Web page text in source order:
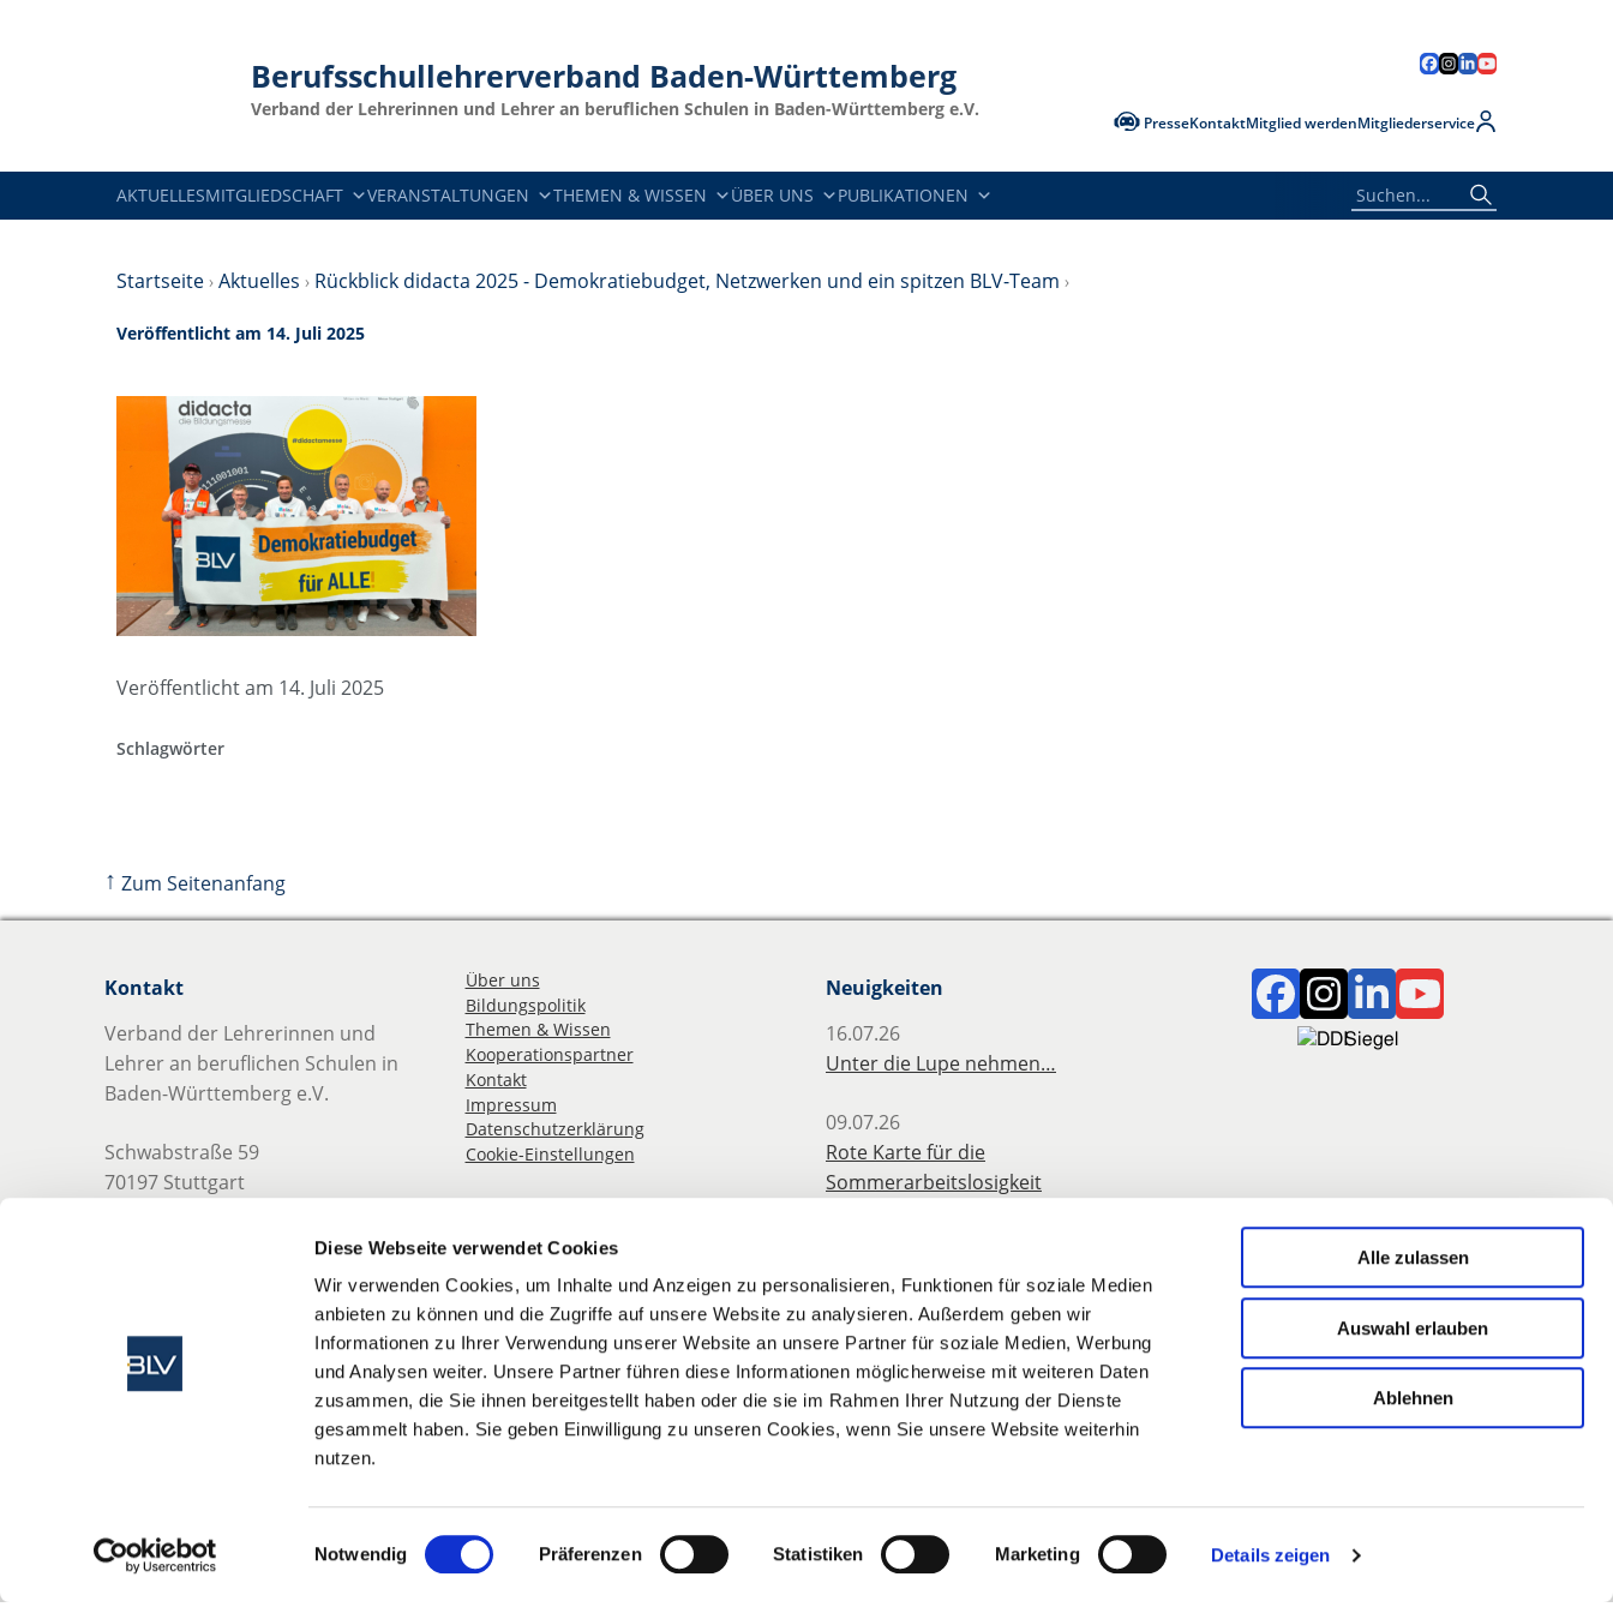
Diese Webseite verwendet Cookies
Wir verwenden Cookies, um Inhalte und Anzeigen zu personalisieren, Funktionen für soziale Medien
anbieten zu können und die Zugriffe auf unsere Website zu analysieren. Außerdem geben wir
Informationen zu Ihrer Verwendung unserer Website an unsere Partner für soziale Medien, Werbung
und Analysen weiter. Unsere Partner führen diese Informationen möglicherweise mit weiteren Daten
zusammen, die Sie ihnen bereitgestellt haben oder die sie im Rahmen Ihrer Nutzung der Dienste
gesammelt haben. Sie geben Einwilligung zu unseren Cookies, wenn Sie unsere Website weiterhin
nutzen.
Einwilligungsauswahl
Notwendig Präferenzen Statistiken Marketing Details zeigen
Alle zulassen
Auswahl erlauben
Ablehnen
Berufsschullehrerverband Baden-Württemberg
Verband der Lehrerinnen und Lehrer an beruflichen Schulen in Baden-Württemberg e.V.
PresseKontaktMitglied werdenMitgliederservice
AKTUELLESMITGLIEDSCHAFT VERANSTALTUNGEN THEMEN & WISSEN ÜBER UNS PUBLIKATIONEN
Startseite›Aktuelles › Rückblick didacta 2025 - Demokratiebudget, Netzwerken und ein spitzen BLV-Team ›
Veröffentlicht am 14. Juli 2025
Veröffentlicht am 14. Juli 2025
Schlagwörter
↑ Zum Seitenanfang
Kontakt
Verband der Lehrerinnen und
Lehrer an beruflichen Schulen in
Baden-Württemberg e.V.
Schwabstraße 59
70197 Stuttgart
E-Mail:info@blv-bw.de
Web: www.blv-bw.de
Über uns
Bildungspolitik
Themen & Wissen
Kooperationspartner
Kontakt
Impressum
Datenschutzerklärung
Cookie-Einstellungen
Neuigkeiten
16.07.26
Unter die Lupe nehmen…
09.07.26
Rote Karte für die
Sommerarbeitslosigkeit
Erfolg des BLV: Hitzefrei jetzt auch
für Berufliche Schulen
03.07.26
LBV berichtet: Besoldungs- und
ausgezahlt